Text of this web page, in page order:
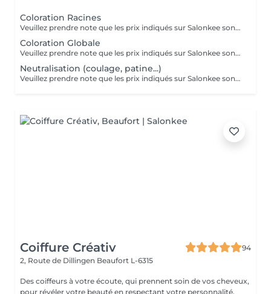
Coloration Racines
Veuillez prendre note que les prix indiqués sur Salonkee sont communiqués à titre informatif et s'entendent de base. Ces derniers sont susceptibles de varier selon le diagnostic réalisé à votre arrivée au salon et l'expertise du professionnel à qui vous confiez votre beauté. Dans tous les cas, un devis précis vous sera proposé et toutes réalisations de prestations seront effectuées avec votre accord. Un grand merci d'avance pour votre compréhension. Au plaisir de vous recevoir très vite.
Coloration Globale
Veuillez prendre note que les prix indiqués sur Salonkee sont communiqués à titre informatif et s'entendent de base. Ces derniers sont susceptibles de varier selon le diagnostic réalisé à votre arrivée au salon et l'expertise du professionnel à qui vous confiez votre beauté. Dans tous les cas, un devis précis vous sera proposé et toutes réalisations de prestations seront effectuées avec votre accord. Un grand merci d'avance pour votre compréhension. Au plaisir de vous recevoir très vite.
Neutralisation (coulage, patine...)
Veuillez prendre note que les prix indiqués sur Salonkee sont communiqués à titre informatif et s'entendent de base. Ces derniers sont susceptibles de varier selon le diagnostic réalisé à votre arrivée au salon et l'expertise du professionnel à qui vous confiez votre beauté. Dans tous les cas, un devis précis vous sera proposé et toutes réalisations de prestations seront effectuées avec votre accord. Un grand merci d'avance pour votre compréhension. Au plaisir de vous recevoir très vite.
Coiffure Créativ
94
2, Route de Dillingen Beaufort L-6315
Des coiffeurs à votre écoute, qui prennent soin de vos cheveux,
pour révéler votre beauté en respectant votre personnalité.